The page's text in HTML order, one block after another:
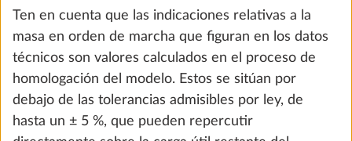
Depósito de agua fresca 47 litros
25,0 kg
232 €
Añadir
de viaje es la diferencia entre la masa máxima en
carga técnicamente admisible y la masa en orden de
marcha, más la masa de los pasajeros y la masa del
equipamiento especial.
En el caso de las caravanas, la «masa útil» se calcula
restando la masa en orden de marcha y la masa del